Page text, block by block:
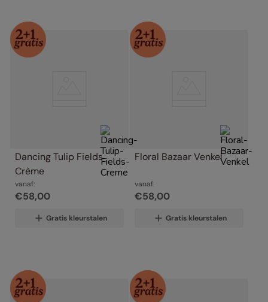
Dancing Tulip Fields
Crème
vanaf:
€58,00
Gratis kleurstalen
Floral Bazaar Venkel
vanaf:
€58,00
Gratis kleurstalen